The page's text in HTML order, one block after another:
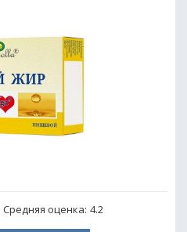
Средняя оценка: 4.2